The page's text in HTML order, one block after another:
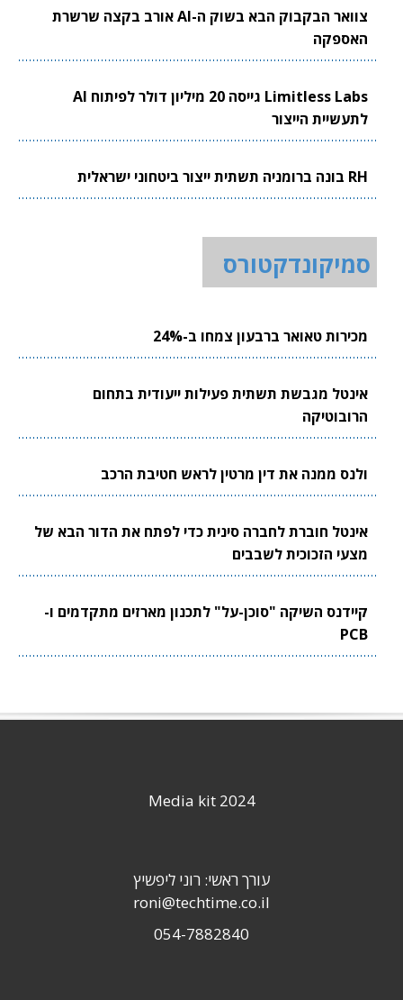
צוואר הבקבוק הבא בשוק ה-AI אורב בקצה שרשרת
האספקה
Limitless Labs גייסה 20 מיליון דולר לפיתוח AI
לתעשיית הייצור
RH בונה ברומניה תשתית ייצור ביטחוני ישראלית
סמיקונדקטורס
מכירות טאואר ברבעון צמחו ב-24%
אינטל מגבשת תשתית פעילות ייעודית בתחום
הרובוטיקה
ולנס ממנה את דין מרטין לראש חטיבת הרכב
אינטל חוברת לחברה סינית כדי לפתח את הדור הבא של
מצעי הזכוכית לשבבים
קיידנס השיקה "סוכן-על" לתכנון מארזים מתקדמים ו-
PCB
Media kit 2024
עורך ראשי: רוני ליפשיץ
roni@techtime.co.il
054-7882840